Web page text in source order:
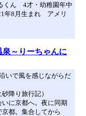
くん 4才・幼稚園年中
年8月生まれ アメリ
泉～りーちゃんに
いで風を感じながらだ
降り旅行記）
に京都へ。夜に同期
都。集合してから